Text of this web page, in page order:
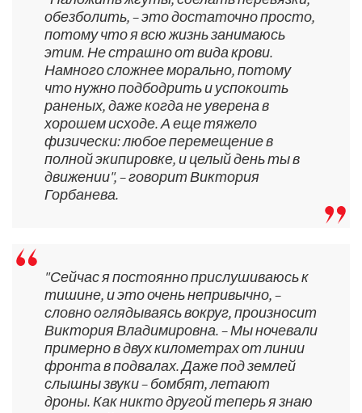
обезболить, – это достаточно просто,
потому что я всю жизнь занимаюсь
этим. Не страшно от вида крови.
Намного сложнее морально, потому
что нужно подбодрить и успокоить
раненых, даже когда не уверена в
хорошем исходе. А еще тяжело
физически: любое перемещение в
полной экипировке, и целый день ты в
движении", – говорит Виктория
Горбанева.
"Сейчас я постоянно прислушиваюсь к
тишине, и это очень непривычно, –
словно оглядываясь вокруг, произносит
Виктория Владимировна. – Мы ночевали
примерно в двух километрах от линии
фронта в подвалах. Даже под землей
слышны звуки – бомбят, летают
дроны. Как никто другой теперь я знаю